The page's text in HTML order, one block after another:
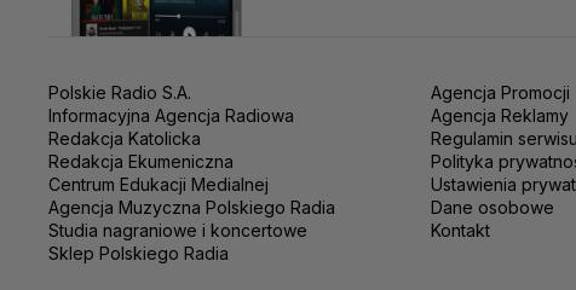
Polskie Radio S.A.
Informacyjna Agencja Radiowa
Redakcja Katolicka
Redakcja Ekumeniczna
Centrum Edukacji Medialnej
Agencja Muzyczna Polskiego Radia
Studia nagraniowe i koncertowe
Sklep Polskiego Radia
Agencja Promocji
Agencja Reklamy
Regulamin serwisu
Polityka
Ustawienia
Dane osobowe
Kontakt